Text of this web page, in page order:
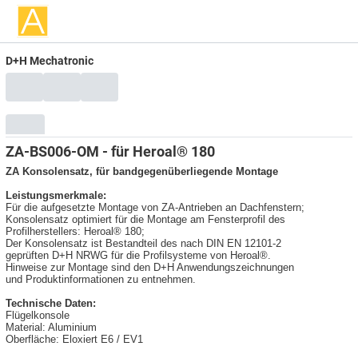
D+H Mechatronic
ZA-BS006-OM - für Heroal® 180
ZA Konsolensatz, für bandgegenüberliegende Montage
Leistungsmerkmale:
Für die aufgesetzte Montage von ZA-Antrieben an Dachfenstern;
Konsolensatz optimiert für die Montage am Fensterprofil des
Profilherstellers: Heroal® 180;
Der Konsolensatz ist Bestandteil des nach DIN EN 12101-2
geprüften D+H NRWG für die Profilsysteme von Heroal®.
Hinweise zur Montage sind den D+H Anwendungszeichnungen
und Produktinformationen zu entnehmen.
Technische Daten:
Flügelkonsole
Material: Aluminium
Oberfläche: Eloxiert E6 / EV1